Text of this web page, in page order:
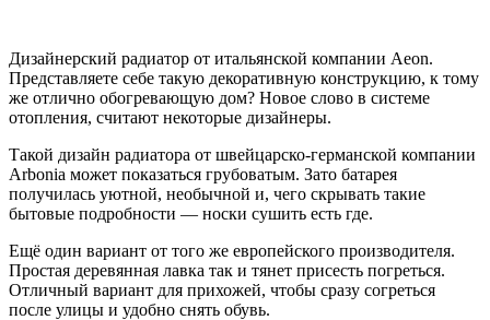
Дизайнерский радиатор от итальянской компании Aeon.
Представляете себе такую декоративную конструкцию, к тому
же отлично обогревающую дом? Новое слово в системе
отопления, считают некоторые дизайнеры.
Такой дизайн радиатора от швейцарско-германской компании
Arbonia может показаться грубоватым. Зато батарея
получилась уютной, необычной и, чего скрывать такие
бытовые подробности — носки сушить есть где.
Ещё один вариант от того же европейского производителя.
Простая деревянная лавка так и тянет присесть погреться.
Отличный вариант для прихожей, чтобы сразу согреться
после улицы и удобно снять обувь.